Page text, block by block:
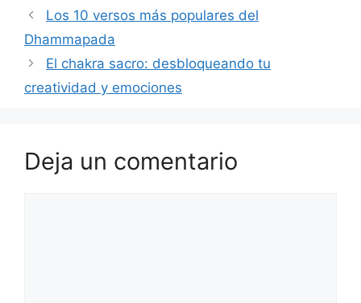
Los 10 versos más populares del
Dhammapada
El chakra sacro: desbloqueando tu
creatividad y emociones
Deja un comentario